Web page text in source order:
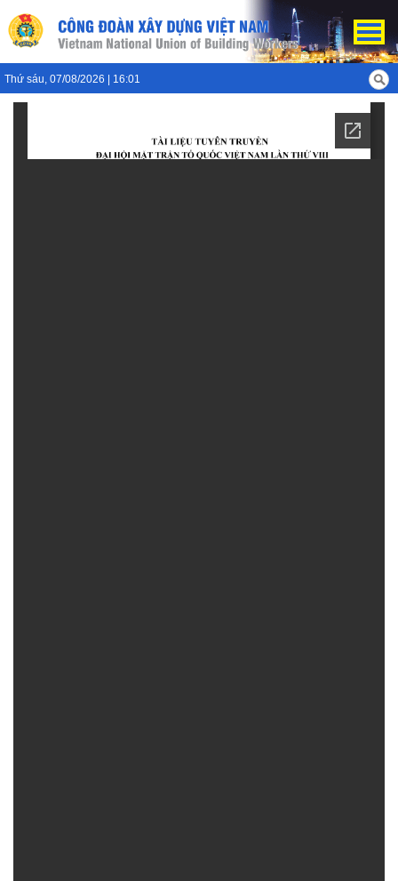
Thứ sáu, 07/08/2026 | 16:01